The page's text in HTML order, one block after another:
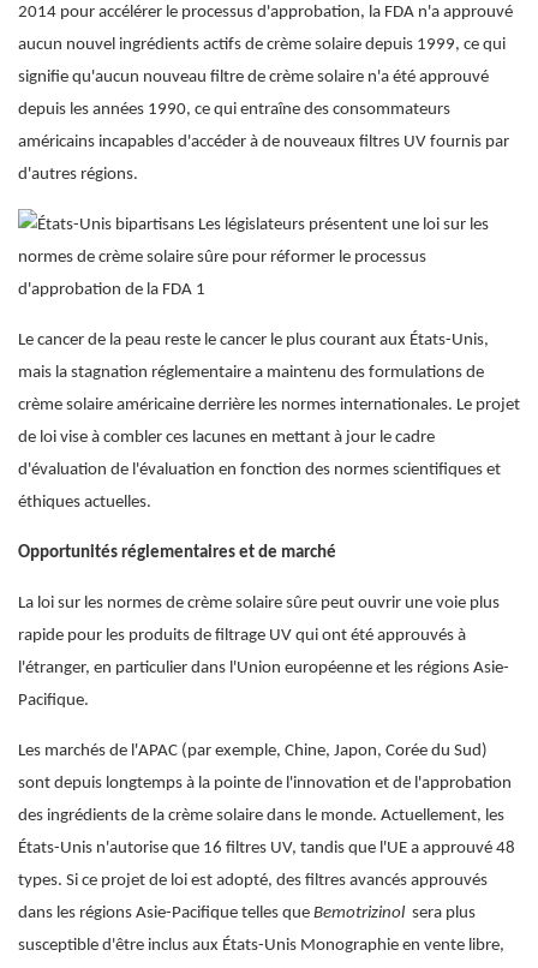
2014 pour accélérer le processus d'approbation, la FDA n'a approuvé
aucun nouvel ingrédients actifs de crème solaire depuis 1999, ce qui
signifie qu'aucun nouveau filtre de crème solaire n'a été approuvé
depuis les années 1990, ce qui entraîne des consommateurs
américains incapables d'accéder à de nouveaux filtres UV fournis par
d'autres régions.
Le cancer de la peau reste le cancer le plus courant aux États-Unis,
mais la stagnation réglementaire a maintenu des formulations de
crème solaire américaine derrière les normes internationales. Le projet
de loi vise à combler ces lacunes en mettant à jour le cadre
d'évaluation de l'évaluation en fonction des normes scientifiques et
éthiques actuelles.
Opportunités réglementaires et de marché
La loi sur les normes de crème solaire sûre peut ouvrir une voie plus
rapide pour les produits de filtrage UV qui ont été approuvés à
l'étranger, en particulier dans l'Union européenne et les régions Asie-
Pacifique.
Les marchés de l'APAC (par exemple, Chine, Japon, Corée du Sud)
sont depuis longtemps à la pointe de l'innovation et de l'approbation
des ingrédients de la crème solaire dans le monde. Actuellement, les
États-Unis n'autorise que 16 filtres UV, tandis que l'UE a approuvé 48
types. Si ce projet de loi est adopté, des filtres avancés approuvés
dans les régions Asie-Pacifique telles que Bemotrizinol sera plus
susceptible d'être inclus aux États-Unis Monographie en vente libre,